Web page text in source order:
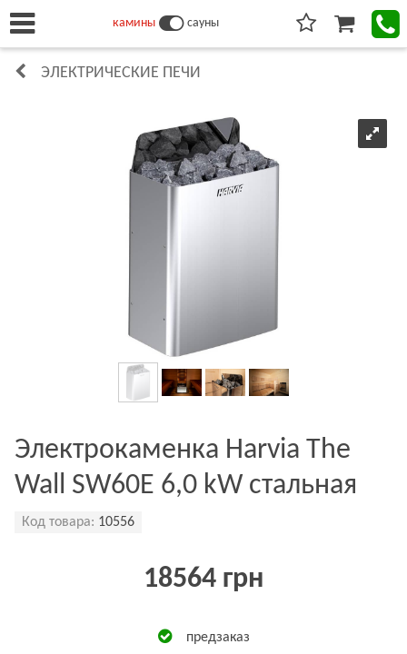
камины сауны
ЭЛЕКТРИЧЕСКИЕ ПЕЧИ
Электрокаменка Harvia The
Wall SW60E 6,0 kW стальная
Код товара: 10556
18564 грн
предзаказ